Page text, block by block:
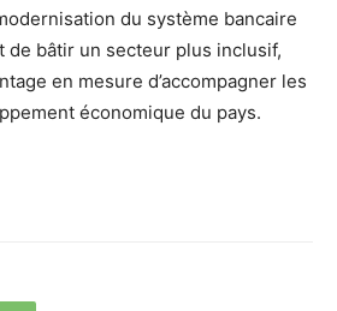
du système bancaire
de bâtir un secteur plus inclusif,
en mesure d’accompagner les
économique du pays.